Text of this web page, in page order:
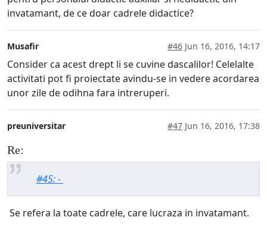
invatamant, de ce doar cadrele didactice?
Musafir #46 Jun 16, 2016, 14:17
Consider ca acest drept li se cuvine dascalilor! Celelalte
activitati pot fi proiectate avindu-se in vedere acordarea
unor zile de odihna fara intreruperi.
preuniversitar #47 Jun 16, 2016, 17:38
Re:
#45: -
Se refera la toate cadrele, care lucraza in invatamant.